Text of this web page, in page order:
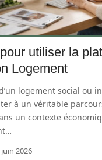
utiliser la
Logement
logement social ou
à un véritable
un contexte
…
2026